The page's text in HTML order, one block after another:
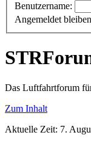
Benutzername:
Angemeldet bleiben
Das Luftfahrtforum
Zum Inhalt
Aktuelle Zeit: 7.